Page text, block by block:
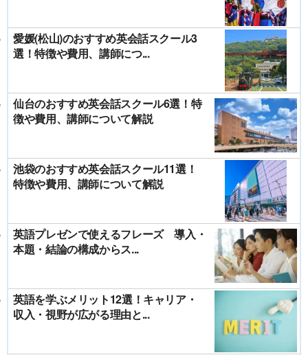
愛媛(松山)のおすすめ英会話スクール3
選！特徴や費用、講師につ...
仙台のおすすめ英会話スクール6選！特
徴や費用、講師について解説
池袋のおすすめ英会話スクール11選！
特徴や費用、講師について解説
英語プレゼンで使えるフレーズ 導入・
本題・結論の構成からス...
英語を学ぶメリット12選！キャリア・
収入・視野が広がる理由と...